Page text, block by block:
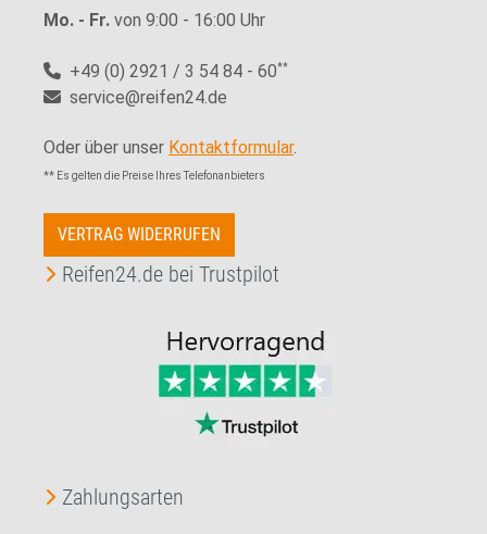
Mo. - Fr. von 9:00 - 16:00 Uhr
+49 (0) 2921 / 3 54 84 - 60**
service@reifen24.de
Oder über unser Kontaktformular.
** Es gelten die Preise Ihres Telefonanbieters
VERTRAG WIDERRUFEN
Reifen24.de bei Trustpilot
Zahlungsarten